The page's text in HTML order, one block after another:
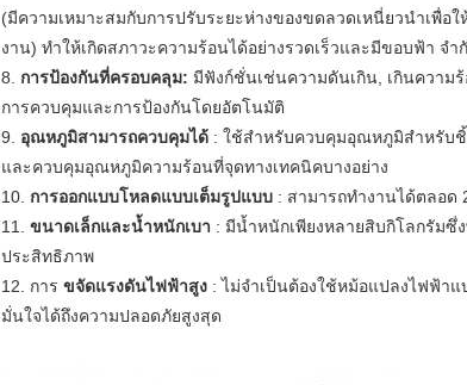
(มีความเหมาะสมกับการปรับระยะห่างของขดลวดเหนี่ยวนำเพื่
งาน) ทำให้เกิดสภาวะความร้อนได้อย่างรวดเร็วและมีขอบฟ้า จ
8. การป้องกันที่ครอบคลุม: มีฟังก์ชั่นเช่นความดันเกิน, เกินความ
การควบคุมและการป้องกันโดยอัตโนมัติ
9. อุณหภูมิสามารถควบคุมได้ : ใช้สำหรับควบคุมอุณหภูมิสำหรับชิ้
และควบคุมอุณหภูมิความร้อนที่จุดทางเทคนิคบางอย่าง
10. การออกแบบโหลดแบบเต็มรูปแบบ : สามารถทำงานได้ตลอด
11. ขนาดเล็กและน้ำหนักเบา : มีน้ำหนักเพียงหลายสิบกิโลกรัมซึ่
ประสิทธิภาพ
12. การ ขจัดแรงดันไฟฟ้าสูง : ไม่จำเป็นต้องใช้หม้อแปลงไฟฟ้า
มั่นใจได้ถึงความปลอดภัยสูงสุด